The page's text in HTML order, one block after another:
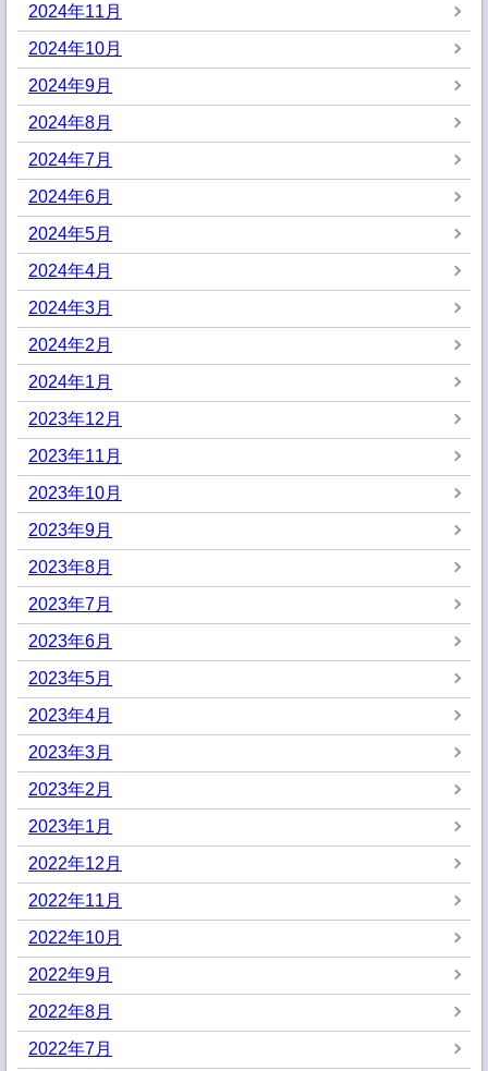
2024年11月
2024年10月
2024年9月
2024年8月
2024年7月
2024年6月
2024年5月
2024年4月
2024年3月
2024年2月
2024年1月
2023年12月
2023年11月
2023年10月
2023年9月
2023年8月
2023年7月
2023年6月
2023年5月
2023年4月
2023年3月
2023年2月
2023年1月
2022年12月
2022年11月
2022年10月
2022年9月
2022年8月
2022年7月